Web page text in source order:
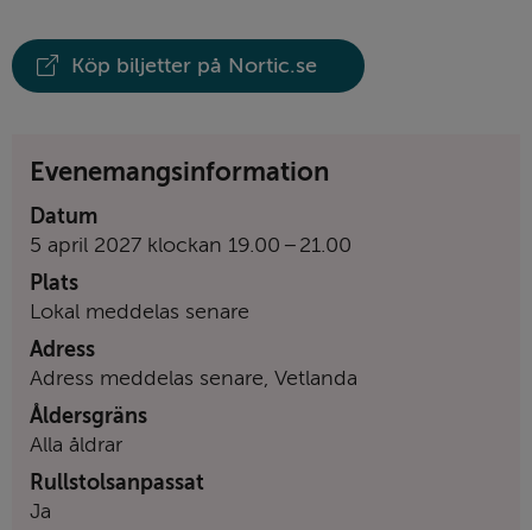
Köp biljetter på Nortic.se
Evenemangsinformation
Datum
5 april 2027 klockan 19.00 – till
21.00
Plats
Lokal meddelas senare
Adress
Adress meddelas senare, Vetlanda
Åldersgräns
Alla åldrar
Rullstolsanpassat
Ja